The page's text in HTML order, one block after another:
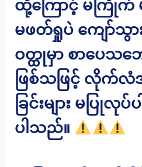
ထို့ကြောင့် မကြိုက်
မဖတ်ရှုပဲ ကျော်သွာ
ဝတ္ထုမှာ စာပေသဘေ
ဖြစ်သဖြင့် လိုက်
ခြင်းများ မပြုလုပ်
ပါသည်။